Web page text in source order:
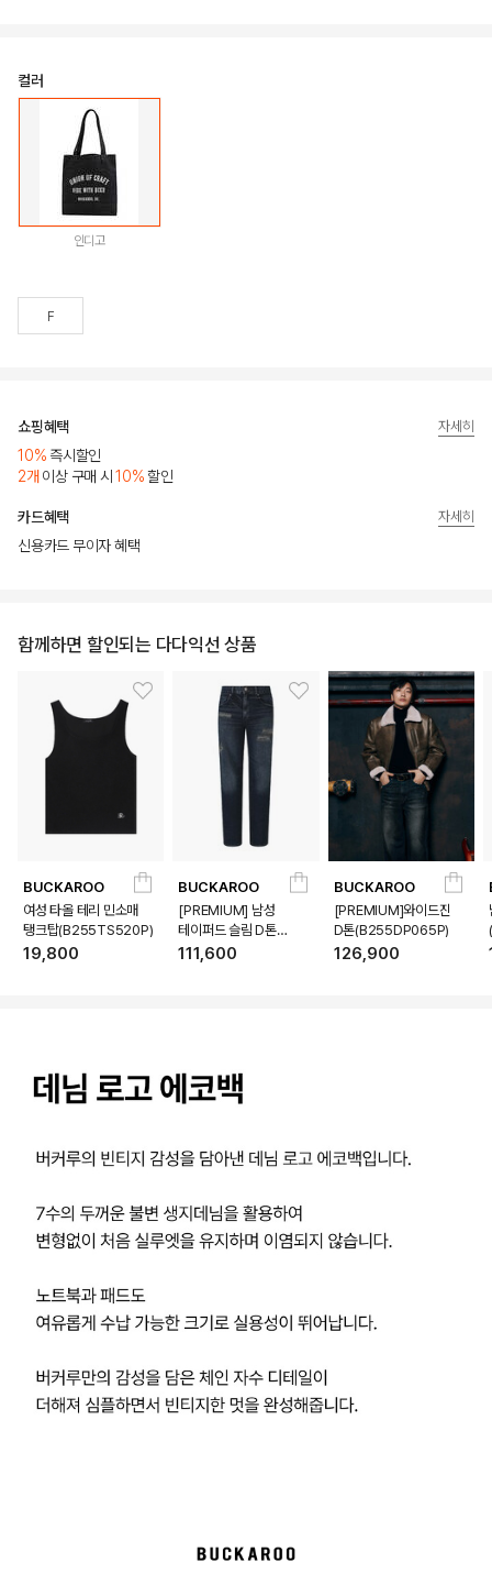
컬러
인디고
F
쇼핑혜택
10% 즉시할인
2개 이상 구매 시10%할인
자세히
카드혜택
신용카드 무이자 혜택
자세히
함께하면 할인되는 다다익선 상품
BUCKAROO
여성 타올 테리 민소매
탱크탑(B255TS520P)
19,800
BUCKAROO
[PREMIUM] 남성
테이퍼드 슬림 D톤
(B255DP160P)
111,600
BUCKAROO
[PREMIUM]와이드진
D톤(B255DP065P)
126,900